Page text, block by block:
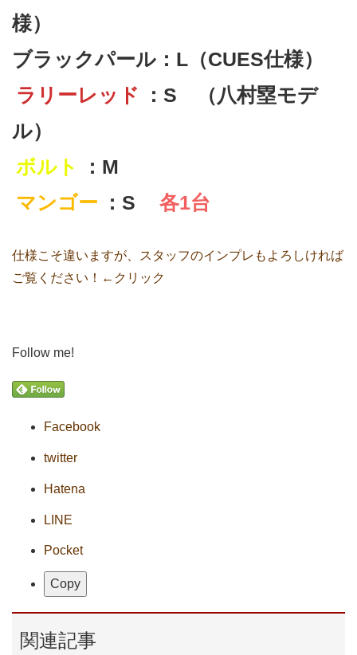
様）
ブラックパール：L（CUES仕様）
ラリーレッド
：S （八村塁モデ
ル）
ボルト
：M
マンゴー
：S 各1台
仕様こそ違いますが、スタッフのインプレもよろしければ
ご覧ください！←クリック
Follow me!
Facebook
twitter
Hatena
LINE
Pocket
Copy
関連記事